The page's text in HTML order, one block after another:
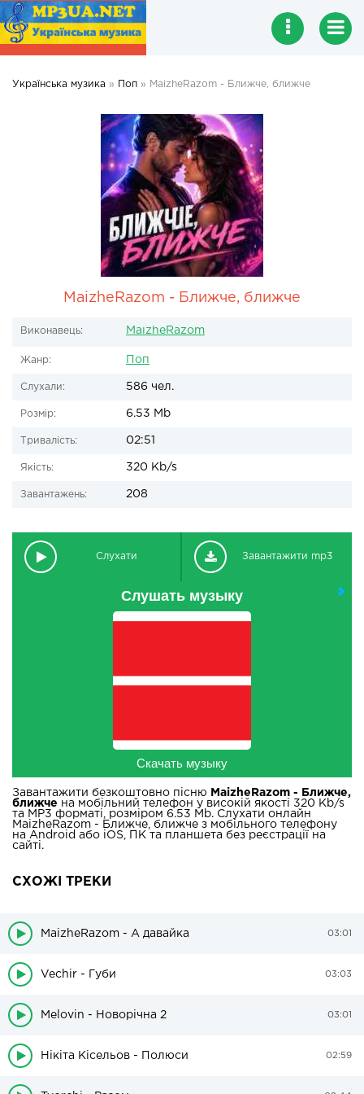
Українська музика » Поп » MaizheRazom - Ближче, ближче
MaizheRazom - Ближче, ближче
Виконавець: MaizheRazom
Жанр: Поп
Слухали: 586 чел.
Розмір: 6.53 Mb
Тривалість: 02:51
Якість: 320 Kb/s
Завантажень: 208
Слухати Завантажити mp3
Слушать музыку
Скачать музыку
Завантажити безкоштовно пісню
MaizheRazom - Ближче,
ближче на мобільний телефон у високій якості 320 Kb/s
та MP3 форматі, розміром 6.53 Mb. Слухати онлайн
MaizheRazom - Ближче, ближче з мобільного телефону
на Android або iOS, ПК та планшета без реєстрації на
сайті.
СХОЖІ ТРЕКИ
MaizheRazom - А давайка 03:01
Vechir - Губи 03:03
Melovin - Новорічна 2 03:01
Нікіта Кісельов - Полюси 02:59